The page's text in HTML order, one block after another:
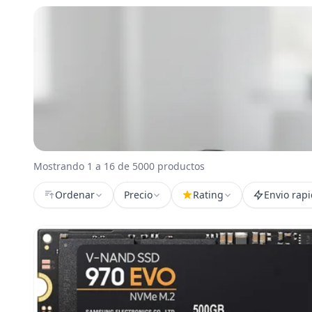
Mostrando 1 a 16 de 5000 productos
Ordenar Precio Rating Envio